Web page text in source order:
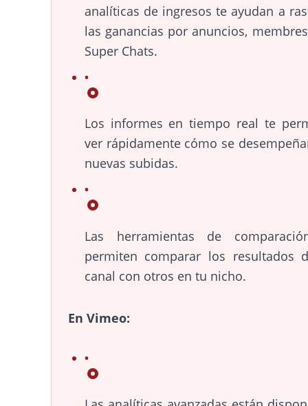
analíticas de ingresos te ayudan a
las ganancias por anuncios,
Super Chats.
Los informes en tiempo real te
ver rápidamente cómo se
nuevas subidas.
Las herramientas de
permiten comparar los resultados
canal con otros en tu nicho.
En Vimeo: